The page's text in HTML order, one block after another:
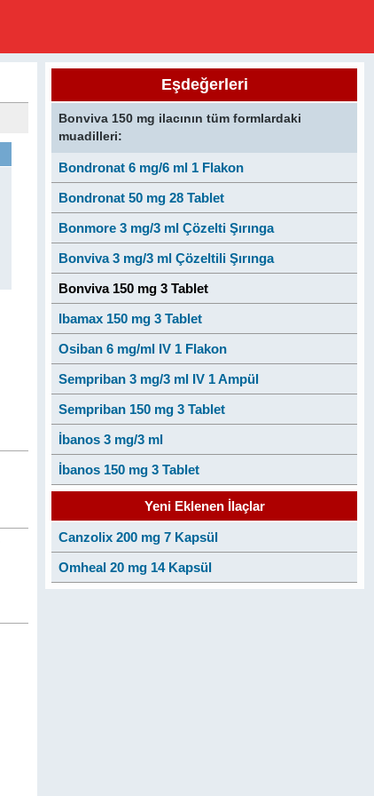
Eşdeğerleri
Bonviva 150 mg ilacının tüm formlardaki
muadilleri:
Bondronat 6 mg/6 ml 1 Flakon
Bondronat 50 mg 28 Tablet
Bonmore 3 mg/3 ml Çözelti Şırınga
Bonviva 3 mg/3 ml Çözeltili Şırınga
Bonviva 150 mg 3 Tablet
Ibamax 150 mg 3 Tablet
Osiban 6 mg/ml IV 1 Flakon
Sempriban 3 mg/3 ml IV 1 Ampül
Sempriban 150 mg 3 Tablet
İbanos 3 mg/3 ml
İbanos 150 mg 3 Tablet
Yeni Eklenen İlaçlar
Canzolix 200 mg 7 Kapsül
Omheal 20 mg 14 Kapsül